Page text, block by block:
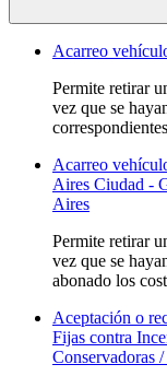
Acarreo
Permite retirar
vez que se
Acarreo
Aires Ciudad -
Aires
Permite retirar
vez que se
abonado los
Aceptación o
Fijas contra
Conservadoras